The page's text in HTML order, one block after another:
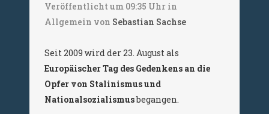
Veröffentlicht um 09:35 Uhr in
Allgemein von Sebastian Sachse
Seit 2009 wird der 23. August als
Europäischer Tag des Gedenkens an die
Opfer von Stalinismus und
Nationalsozialismusbegangen.